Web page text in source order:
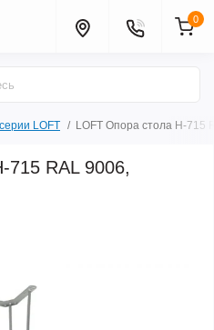
0
LOFT LOFT Опора стола Н-715
715 RAL 9006,